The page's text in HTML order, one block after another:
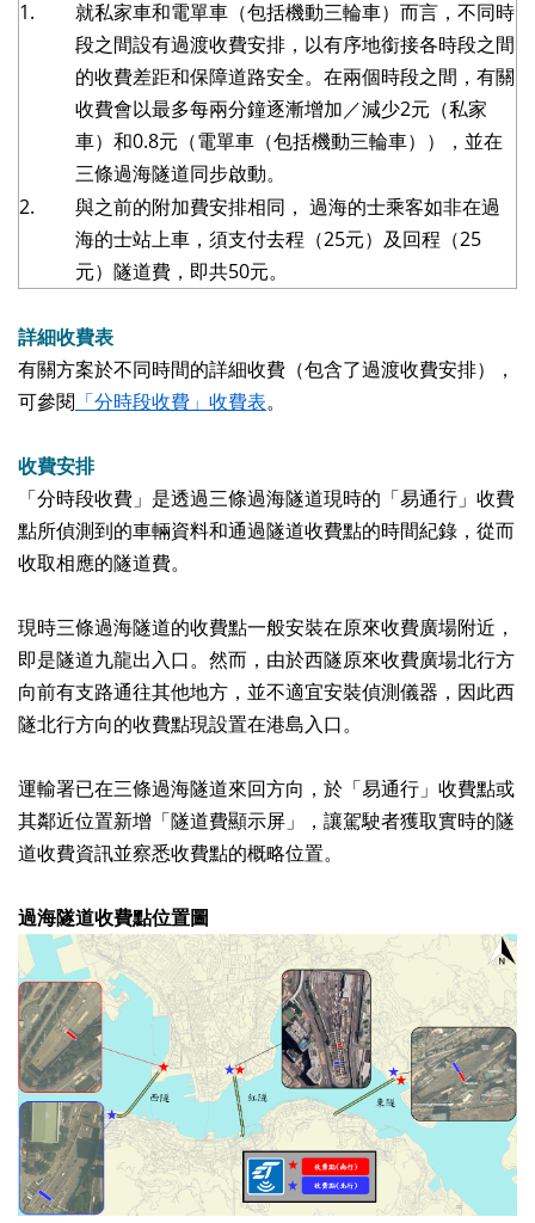
1.
就私家車和電單車（包括機動三輪車）而言，不同時
段之間設有過渡收費安排，以有序地銜接各時段之間
的收費差距和保障道路安全。在兩個時段之間，有關
收費會以最多每兩分鐘逐漸增加／減少2元（私家
車）和0.8元（電單車（包括機動三輪車）），並在
三條過海隧道同步啟動。
2.
與之前的附加費安排相同， 過海的士乘客如非在過
海的士站上車，須支付去程（25元）及回程（25
元）隧道費，即共50元。
詳細收費表
有關方案於不同時間的詳細收費（包含了過渡收費安排），
可參閱 「分時段收費」收費表。
收費安排
「分時段收費」是透過三條過海隧道現時的「易通行」收費
點所偵測到的車輛資料和通過隧道收費點的時間紀錄，從而
收取相應的隧道費。
現時三條過海隧道的收費點一般安裝在原來收費廣場附近，
即是隧道九龍出入口。然而，由於西隧原來收費廣場北行方
向前有支路通往其他地方，並不適宜安裝偵測儀器，因此西
隧北行方向的收費點現設置在港島入口。
運輸署已在三條過海隧道來回方向，於「易通行」收費點或
其鄰近位置新增「隧道費顯示屏」，讓駕駛者獲取實時的隧
道收費資訊並察悉收費點的概略位置。
過海隧道收費點位置圖